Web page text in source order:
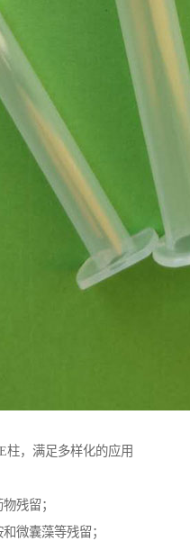
柱，满足多样化的应用
残留；
微囊藻等残留；